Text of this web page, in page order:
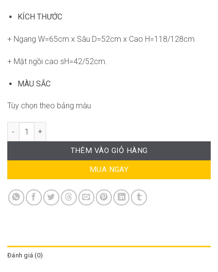
KÍCH THƯỚC
+ Ngang W=65cm x Sâu D=52cm x Cao H=118/128cm
+ Mặt ngồi cao sH=42/52cm.
MÀU SẮC
Tùy chọn theo bảng màu
Ghế Dora RPB-GVP276 số lượng
THÊM VÀO GIỎ HÀNG
MUA NGAY
Đánh giá (0)